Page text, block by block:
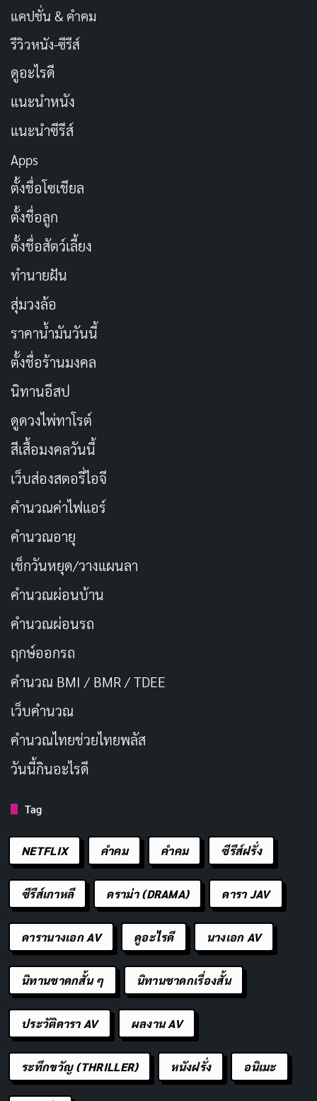
ต้องการฉากต่อสู้อันเร้าใจและแปลกใหม่
แต่ละตอนของ
ละครแต่ละตัวมีการพัฒนาอย่างลึกซึ้ง มิติทางอารมณ์ของ
ตัวละครได้รับการสร้างขึ้นอย่างดีเยี่ยม เราได้เห็นแรงจูงใจ
การมาของนักล่าจากต่างดาว ซึ่งกลายเป็นส่วนหนึ่งที่ช่วย
เสริมสร้างความเข้มข้นของเรื่องราวให้มีความน่าติดตามยิ่ง
ขึ้น
ในช่วง 30 นาทีสุดท้าย หนังผูกเรื่องราวทั้งสามยุคเข้าด้วย
กันอย่างลงตัว กลายเป็นไคลแม็กซ์ที่ทรงพลังและสร้างการ
ขยายจักรวาลของ
สร้างสรรค์ อาทิ ปืนโซนิคติดแขน และจรวดที่สามารถดึง
กลับได้จากยานของนักล่า
Predator: Killer of Killers (2025)
เพียงแค่ตอบโจทย์แฟนหนังของจักรวาล
แต่ยังมอบประสบการณ์ใหม่ที่สดใหม่ เต็มไปด้วยความสนุก
ตื่นเต้น และลึกซึ้งในเชิงอารมณ์ เป็นหนังที่เหมาะกับทั้ง
แฟนคลับเก่าและผู้ชมใหม่ที่ต้องการเปิดประสบการณ์กับ
เรื่องราวที่ต่างออกไป
ประเภท
ขวัญ
วันที่ออกอากาศ
นักแสดงนำ
จำนวนตอน/ความยาว
เรตติ้ง IMDb
ช่องทางการดู: Disney+
RELEASED
2025-06-05
RUNTIME
85 min
Movie แอนนิเมชั่น นิยายวิทยาศาสตร์ Released
แคปชั่น & คำคม
รีวิวหนัง-ซีรีส์
ดูอะไรดี
แนะนำหนัง
แนะนำซีรีส์
Apps
ตั้งชื่อโซเชียล
ตั้งชื่อลูก
ตั้งชื่อสัตว์เลี้ยง
ทำนายฝัน
สุ่มวงล้อ
ราคาน้ำมันวันนี้
ตั้งชื่อร้านมงคล
นิทานอีสป
ดูดวงไพ่ทาโรต์
สีเสื้อมงคลวันนี้
เว็บส่องสตอรี่ไอจี
คำนวณค่าไฟแอร์
คำนวณอายุ
เช็กวันหยุด/วางแผนลา
คำนวณผ่อนบ้าน
คำนวณผ่อนรถ
ฤกษ์ออกรถ
คำนวณ BMI / BMR / TDEE
เว็บคํานวณ
คํานวณไทยช่วยไทยพลัส
วันนี้กินอะไรดี
Tag
NETFLIX คำคม คําคม ซีรีส์ฝรั่ง
ซีรีส์เกาหลี ดราม่า (DRAMA) ดารา JAV
ดารานางเอก AV ดูอะไรดี นางเอก AV
นิทานชาดกสั้น ๆ นิทานชาดกเรื่องสั้น
ประวัติดารา AV ผลงาน AV
ระทึกขวัญ (THRILLER) หนังฝรั่ง อนิเมะ